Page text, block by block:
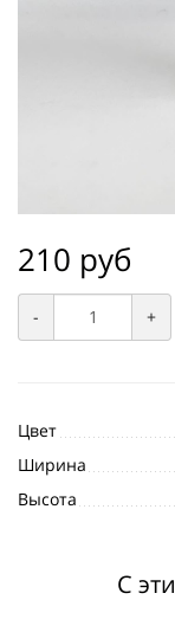
210 руб
- +
Цвет
Ширина
Высота
С